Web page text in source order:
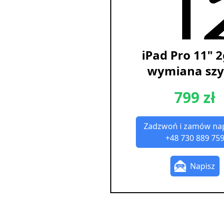
iPad Pro 11"
wymiana
799 zł
Zadzwoń i zamów
+48 730 889 759
Napisz